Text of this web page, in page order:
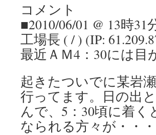
コメント
■2010/06/01 @ 13時31
工場長 ( / ) (IP:
最近ＡＭ4：30には
起きたついでに某岩
行ってます。日の出
んで、5：30頃に着
なられる方々が・・